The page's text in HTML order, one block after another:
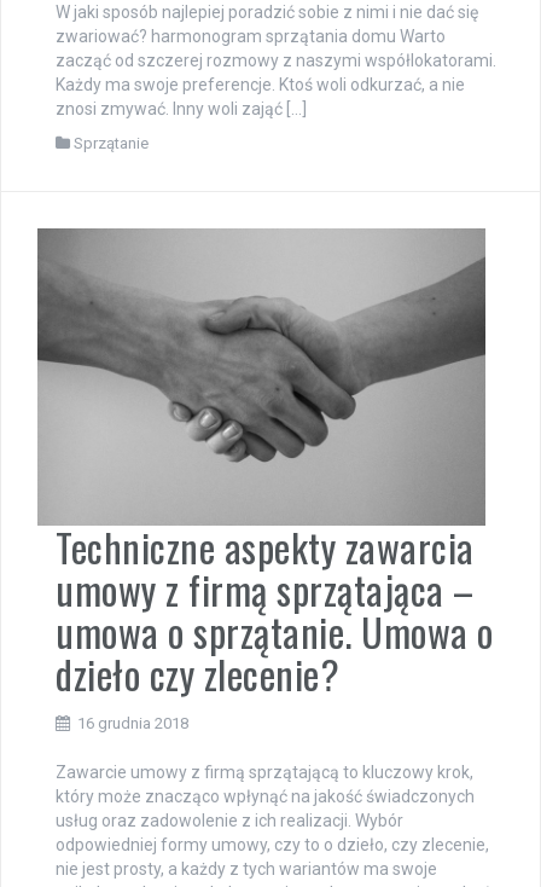
W jaki sposób najlepiej poradzić sobie z nimi i nie dać się
zwariować? harmonogram sprzątania domu Warto
zacząć od szczerej rozmowy z naszymi współlokatorami.
Każdy ma swoje preferencje. Ktoś woli odkurzać, a nie
znosi zmywać. Inny woli zająć […]
Sprzątanie
Techniczne aspekty zawarcia
umowy z firmą sprzątająca –
umowa o sprzątanie. Umowa o
dzieło czy zlecenie?
16 grudnia 2018
Zawarcie umowy z firmą sprzątającą to kluczowy krok,
który może znacząco wpłynąć na jakość świadczonych
usług oraz zadowolenie z ich realizacji. Wybór
odpowiedniej formy umowy, czy to o dzieło, czy zlecenie,
nie jest prosty, a każdy z tych wariantów ma swoje